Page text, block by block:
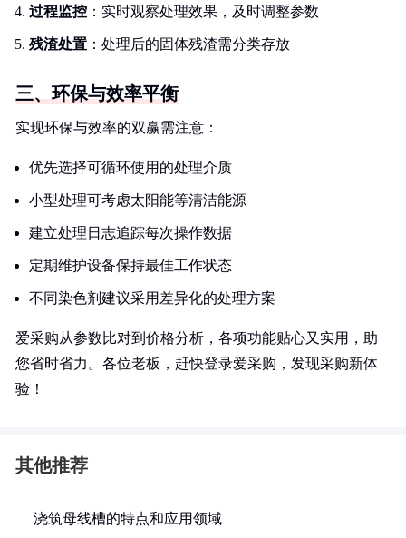
过程监控 ：实时观察处理效果，及时调整参数
残渣处置 ：处理后的固体残渣需分类存放
三、环保与效率平衡
实现环保与效率的双赢需注意：
优先选择可循环使用的处理介质
小型处理可考虑太阳能等清洁能源
建立处理日志追踪每次操作数据
定期维护设备保持最佳工作状态
不同染色剂建议采用差异化的处理方案
爱采购从参数比对到价格分析，各项功能贴心又实用，助
您省时省力。各位老板，赶快登录爱采购，发现采购新体
验！
其他推荐
浇筑母线槽的特点和应用领域